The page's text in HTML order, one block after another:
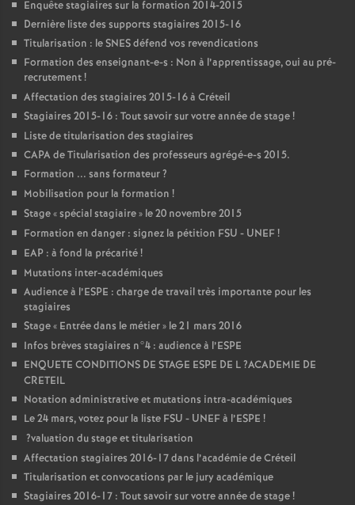
Enquête stagiaires sur la formation 2014-2015
Dernière liste des supports stagiaires 2015-16
Titularisation : leSNESdéfend vos revendications
Formation des enseignant-e-s : Non à l’apprentissage, oui au pré-
recrutement!
Affectation des stagiaires 2015-16 à Créteil
Stagiaires 2015-16 : Tout savoir sur votre année de stage!
Liste de titularisation des stagiaires
CAPAde Titularisation des professeurs agrégé-e-s 2015.
Formation ... sans formateur?
Mobilisation pour la formation !
Stage «spécial stagiaire» le 20 novembre 2015
Formation en danger : signez la pétition FSU - UNEF!
EAP : à fond la précarité!
Mutations inter-académiques
Audience à l’ESPE : charge de travail très importante pour les
stagiaires
Stage « Entrée dans le métier» le 21 mars 2016
Infos brèves stagiaires n°4 : audience à l’ESPE
ENQUETE CONDITIONS DE STAGE ESPE DE L?ACADEMIE DE
CRETEIL
Notation administrative et mutations intra-académiques
Le 24 mars, votez pour la liste FSU - UNEFà l’ESPE !
?valuation du stage et titularisation
Affectation stagiaires 2016-17 dans l’académie de Créteil
Titularisation et convocations par le jury académique
Stagiaires 2016-17 : Tout savoir sur votre année de stage!